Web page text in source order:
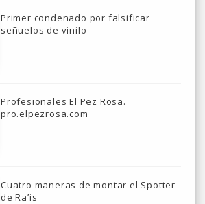
Primer condenado por falsificar
señuelos de vinilo
Profesionales El Pez Rosa.
pro.elpezrosa.com
Cuatro maneras de montar el Spotter
de Ra’is